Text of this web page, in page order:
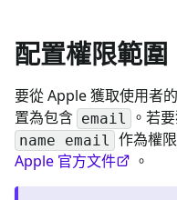
配置權限範圍
要從 Apple 獲取使用者
置為包含 email 。若
name email
作為權
Apple 官方文件
。